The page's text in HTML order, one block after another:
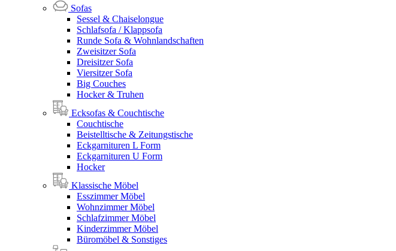
Sofas
Sessel & Chaiselongue
Schlafsofa / Klappsofa
Runde Sofa & Wohnlandschaften
Zweisitzer Sofa
Dreisitzer Sofa
Viersitzer Sofa
Big Couches
Hocker & Truhen
Ecksofas & Couchtische
Couchtische
Beistelltische & Zeitungstische
Eckgarnituren L Form
Eckgarnituren U Form
Hocker
Klassische Möbel
Esszimmer Möbel
Wohnzimmer Möbel
Schlafzimmer Möbel
Kinderzimmer Möbel
Büromöbel & Sonstiges